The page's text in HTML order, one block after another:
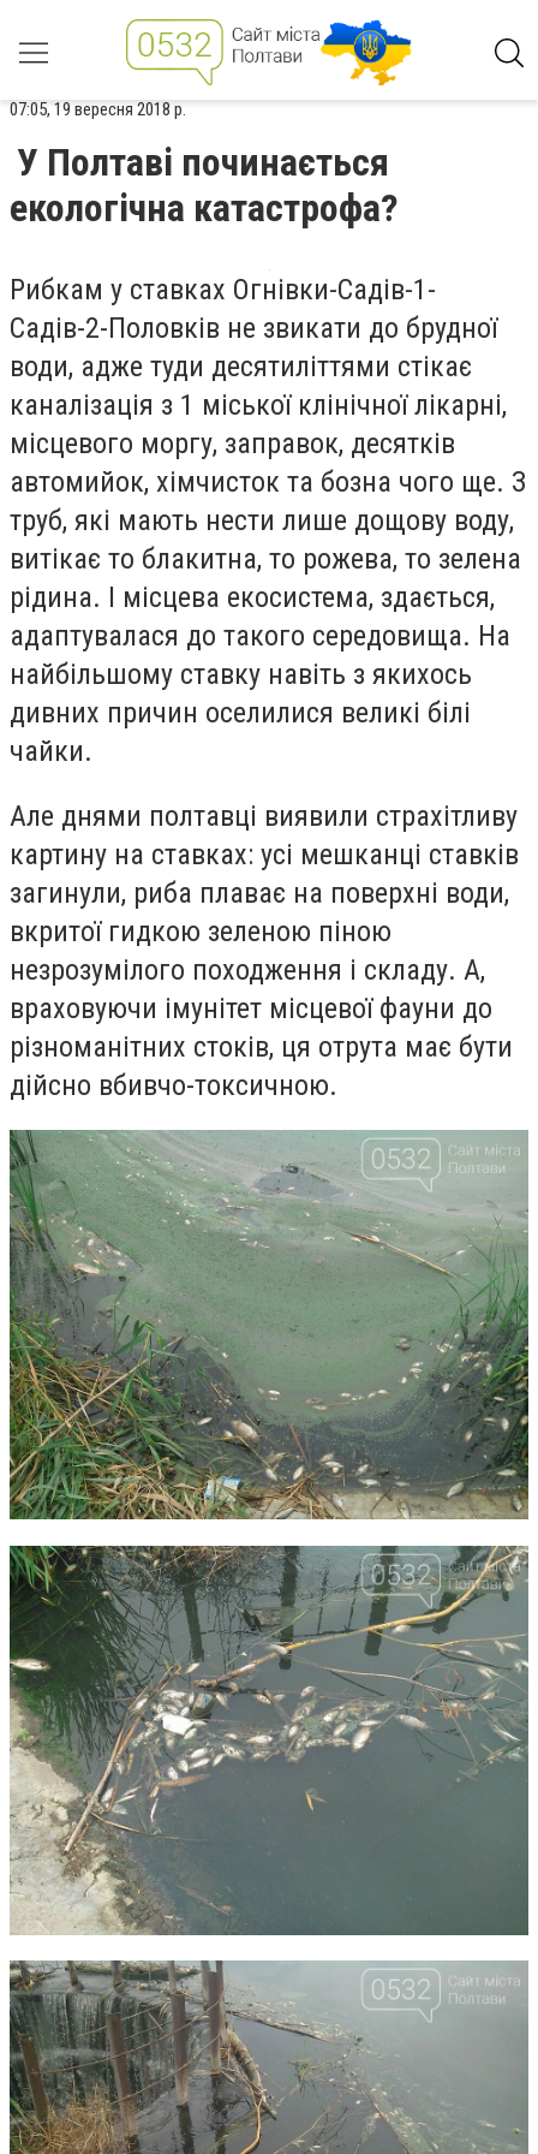
07:05, 19 вересня 2018 р.
У Полтаві починається
екологічна катастрофа?
Рибкам у ставках Огнівки-Садів-1-
Садів-2-Половків не звикати до брудної
води, адже туди десятиліттями стікає
каналізація з 1 міської клінічної лікарні,
місцевого моргу, заправок, десятків
автомийок, хімчисток та бозна чого ще. З
труб, які мають нести лише дощову воду,
витікає то блакитна, то рожева, то зелена
рідина. І місцева екосистема, здається,
адаптувалася до такого середовища. На
найбільшому ставку навіть з якихось
дивних причин оселилися великі білі
чайки.
Але днями полтавці виявили страхітливу
картину на ставках: усі мешканці ставків
загинули, риба плаває на поверхні води,
вкритої гидкою зеленою піною
незрозумілого походження і складу. А,
враховуючи імунітет місцевої фауни до
різноманітних стоків, ця отрута має бути
дійсно вбивчо-токсичною.